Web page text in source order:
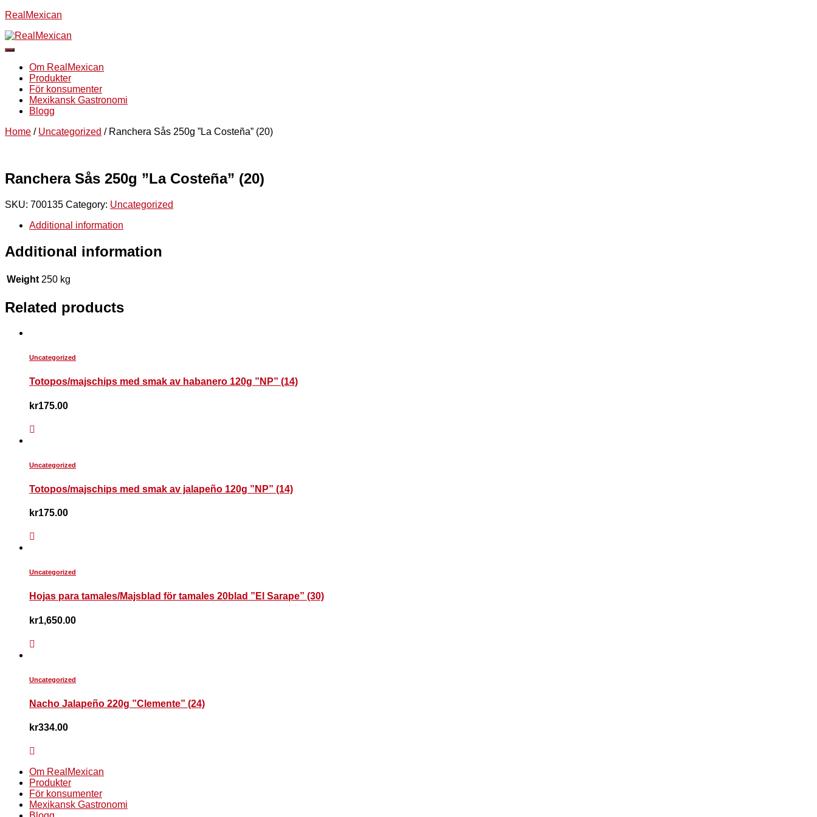
RealMexican
Slå
navigeringOm RealMexican
Produkter
För konsumenter
Mexikansk Gastronomi
Blogg
Home / Uncategorized / Ranchera Sås 250g ”La Costeña” (20)
Ranchera Sås 250g ”La Costeña” (20)
SKU: 700135 Category: Uncategorized
Additional information
Additional information
Weight 250 kg
Related products
Uncategorized
Totopos/majschips med smak av habanero 120g ”NP” (14)
kr175.00
Uncategorized
Totopos/majschips med smak av jalapeño 120g ”NP” (14)
kr175.00
Uncategorized
Hojas para tamales/Majsblad för tamales 20blad ”El Sarape” (30)
kr1,650.00
Uncategorized
Nacho Jalapeño 220g ”Clemente” (24)
kr334.00
Om RealMexican
Produkter
För konsumenter
Mexikansk Gastronomi